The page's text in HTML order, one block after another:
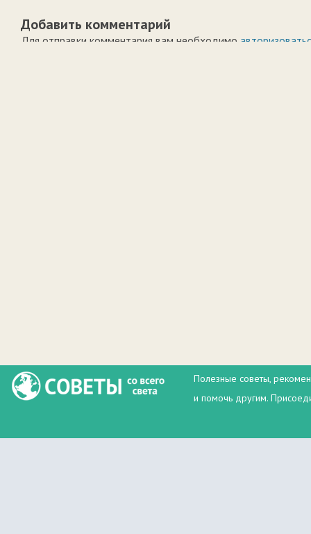
Добавить комментарий
Для отправки комментария вам необходимо
Полезные советы,
и помочь другим.